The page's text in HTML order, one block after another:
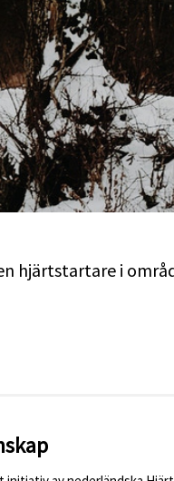
hjärtstartare i